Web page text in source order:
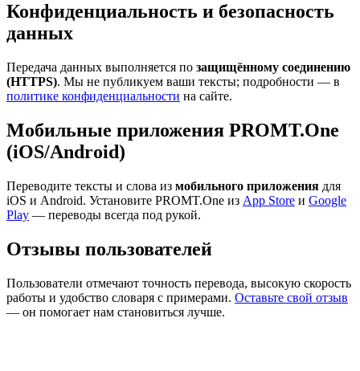
Конфиденциальность и безопасность
данных
Передача данных выполняется по защищённому соединению
(HTTPS). Мы не публикуем ваши тексты; подробности — в
политике конфиденциальности на сайте.
Мобильные приложения PROMT.One
(iOS/Android)
Переводите тексты и слова из мобильного приложения для
iOS и Android. Установите PROMT.One из App Store и Google
Play — переводы всегда под рукой.
Отзывы пользователей
Пользователи отмечают точность перевода, высокую скорость
работы и удобство словаря с примерами. Оставьте свой отзыв
— он помогает нам становиться лучше.